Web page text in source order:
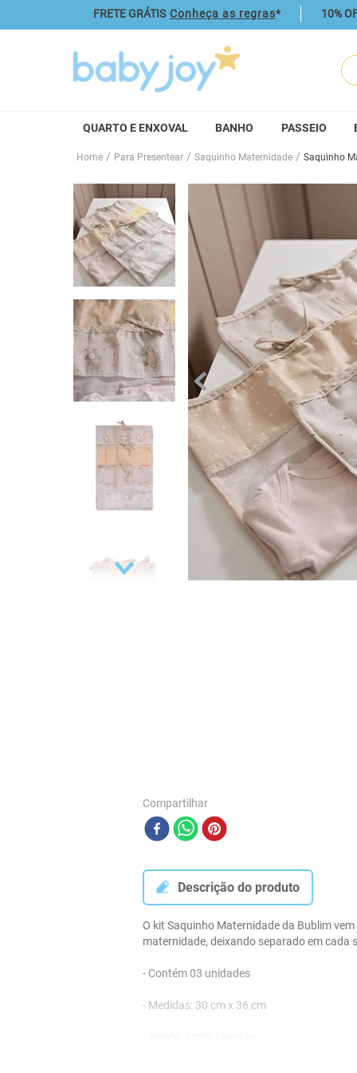
FRETE GRÁTIS Conheça as regras* 10%
O
QUARTO E ENXOVAL BANHO PASSEIO
Para Presentear Saquinho Maternidade Saquinho
Compartilhar
Descrição do produto
O kit Saquinho Maternidade da Bublim
maternidade, deixando separado em cada
- Contém 03 unidades
- Medidas: 30 cm x 36 cm